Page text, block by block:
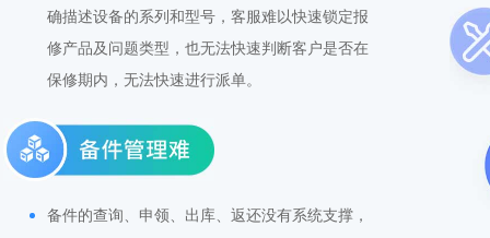
确描述设备的系列和型号，客服难以快速锁定报
修产品及问题类型，也无法快速判断客户是否在
保修期内，无法快速进行派单。
备件的查询、申领、出库、返还没有系统支撑，